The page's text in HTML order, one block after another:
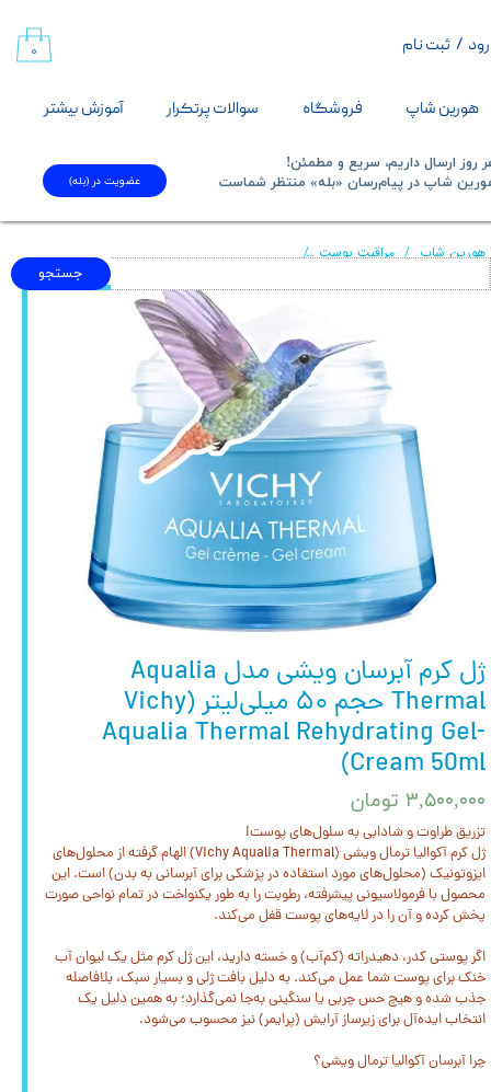
هورین شاپ فروشگاه سوالات پرتکرار آموزش بیشتر
/ ثبت نام
حساب کاربری من
تغییر گذر واژه
خروج از حساب کاربری
۰
جستجو
روز ارسال داریم، سریع و مطمئن!
شاپ در پیام‌رسان «بله» منتظر شماست​​​​​​​
عضویت در (بله)
هورین شاپ مراقبت پوست ژل کرم آبرسان ویشی مدل Aqualia Thermal حجم ۵۰ میلی‌لیتر (Vichy Aqualia Thermal Rehydrating Gel-Cream 50ml) ‌
ژل کرم آبرسان ویشی مدل Aqualia
Thermal حجم ۵۰ میلی‌لیتر (Vichy
Aqualia Thermal Rehydrating Gel-
Cream 50ml) ‌
۳,۵۰۰,۰۰۰ تومان
تزریق طراوت و شادابی به سلول‌های پوست!
ژل کرم آکوالیا ترمال ویشی (Vichy Aqualia Thermal) الهام گرفته از محلول‌های
ایزوتونیک (محلول‌های مورد استفاده در پزشکی برای آبرسانی به بدن) است. این
محصول با فرمولاسیونی پیشرفته، رطوبت را به طور یکنواخت در تمام نواحی صورت
پخش کرده و آن را در لایه‌های پوست قفل می‌کند.
اگر پوستی کدر، دهیدراته (کم‌آب) و خسته دارید، این ژل کرم مثل یک لیوان آب
خنک برای پوست شما عمل می‌کند. به دلیل بافت ژلی و بسیار سبک، بلافاصله
جذب شده و هیچ حس چربی یا سنگینی به‌جا نمی‌گذارد؛ به همین دلیل یک
انتخاب ایده‌آل برای زیرساز آرایش (پرایمر) نیز محسوب می‌شود.
چرا آبرسان آکوالیا ترمال ویشی؟